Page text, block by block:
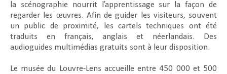
la scénographie nourrit l’apprentissage sur la façon de
regarder les œuvres. Afin de guider les visiteurs, souvent
un public de proximité, les cartels techniques ont été
traduits en français, anglais et néerlandais. Des
audioguides multimédias gratuits sont à leur disposition.
Le musée du Louvre-Lens accueille entre 450 000 et 500